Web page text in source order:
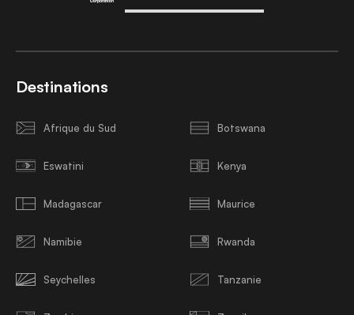
Destinations
Afrique du Sud Botswana
Eswatini Kenya
Madagascar Maurice
Namibie Rwanda
Seychelles Tanzanie